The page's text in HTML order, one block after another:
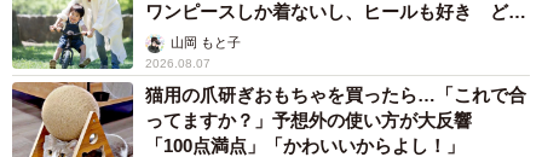
ワンピースしか着ないし、ヒールも好き どの
へんが…
山岡 もと子
2026.08.07
猫用の爪研ぎおもちゃを買ったら…「これで合
ってますか？」予想外の使い方が大反響
「100点満点」「かわいいからよし！」